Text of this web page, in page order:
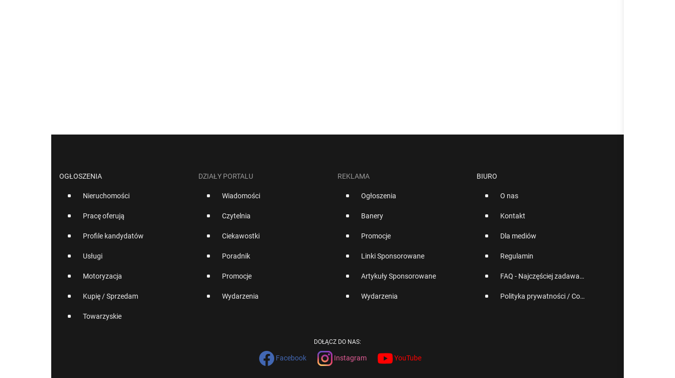
OGŁOSZENIA
Nieruchomości
Pracę oferują
Profile kandydatów
Usługi
Motoryzacja
Kupię / Sprzedam
Towarzyskie
DZIAŁY PORTALU
Wiadomości
Czytelnia
Ciekawostki
Poradnik
Promocje
Wydarzenia
REKLAMA
Ogłoszenia
Banery
Promocje
Linki Sponsorowane
Artykuły Sponsorowane
Wydarzenia
BIURO
O nas
Kontakt
Dla mediów
Regulamin
FAQ - Najczęściej zadawane pytania
Polityka prywatności / Cookies
DOŁĄCZ DO NAS:
Facebook Instagram YouTube